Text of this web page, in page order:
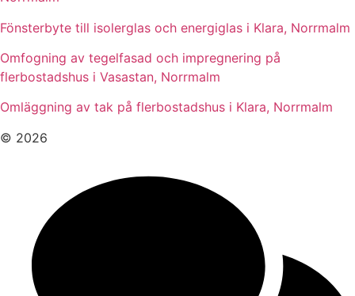
Fönsterbyte till isolerglas och energiglas i Klara, Norrmalm
Omfogning av tegelfasad och impregnering på
flerbostadshus i Vasastan, Norrmalm
Omläggning av tak på flerbostadshus i Klara, Norrmalm
© 2026